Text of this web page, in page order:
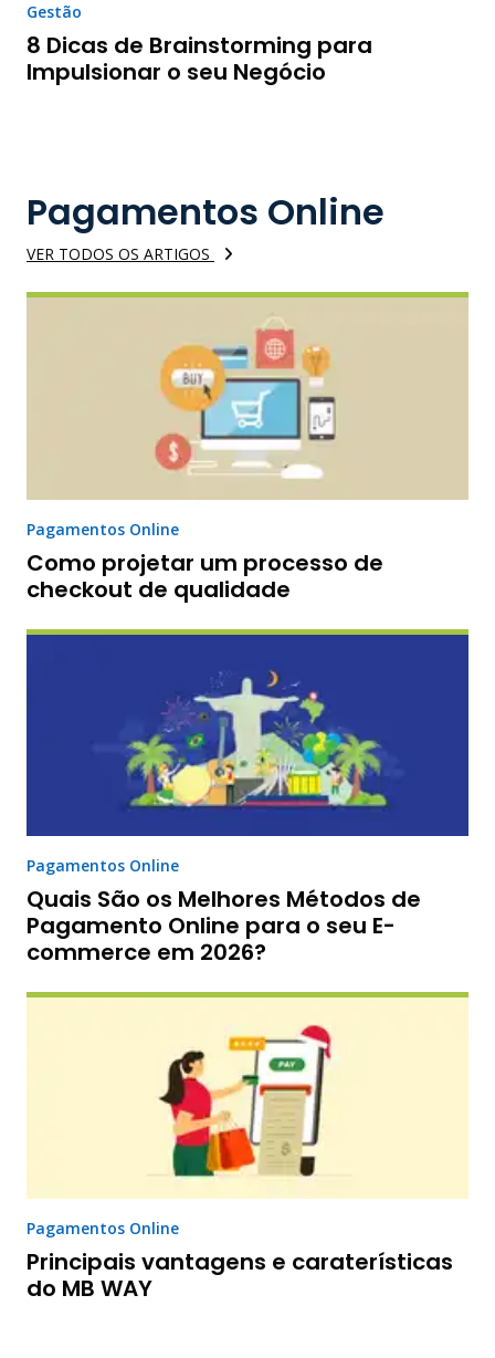
Gestão
8 Dicas de Brainstorming para
Impulsionar o seu Negócio
Pagamentos Online
VER TODOS OS ARTIGOS
Pagamentos Online
Como projetar um processo de
checkout de qualidade
Pagamentos Online
Quais São os Melhores Métodos de
Pagamento Online para o seu E-
commerce em 2026?
Pagamentos Online
Principais vantagens e caraterísticas
do MB WAY